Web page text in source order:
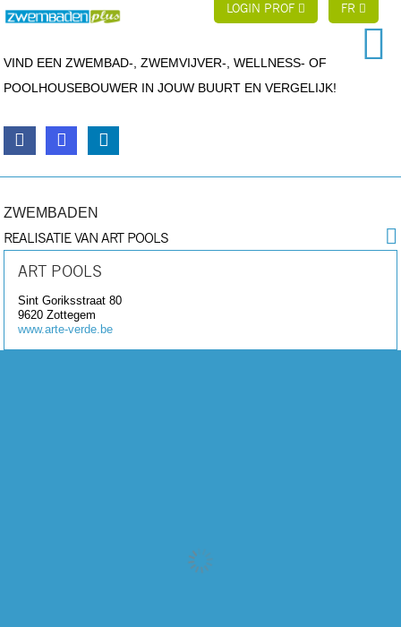
LOGIN PROF FR
VIND EEN ZWEMBAD-, ZWEMVIJVER-, WELLNESS- OF
POOLHOUSEBOUWER IN JOUW BUURT EN VERGELIJK!
ZWEMBADEN
REALISATIE VAN ART POOLS
ART POOLS
Sint Goriksstraat 80
9620 Zottegem
www.arte-verde.be